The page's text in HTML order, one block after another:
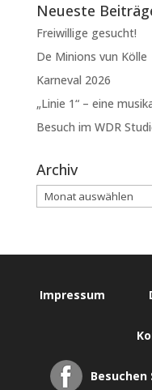
Neueste
Freiwillige gesucht!
De Minions vun Kölle
Karneval 2026
„Linie 1“ – eine
Besuch im WDR
Archiv
Impressum
Besuchen